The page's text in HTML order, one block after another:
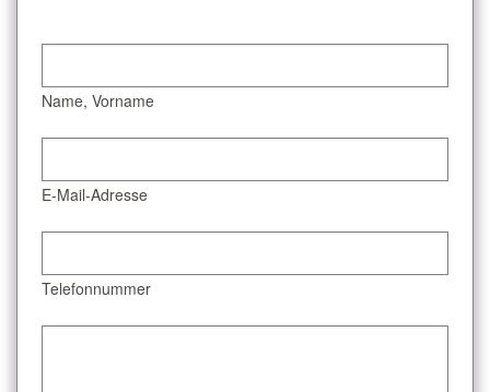
Name, Vorname
E-Mail-Adresse
Telefonnummer